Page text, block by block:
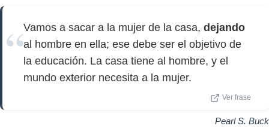
Vamos a sacar a la mujer de la casa, dejando
al hombre en ella; ese debe ser el objetivo de
la educación. La casa tiene al hombre, y el
mundo exterior necesita a la mujer.
Ver frase
Pearl S. Buck